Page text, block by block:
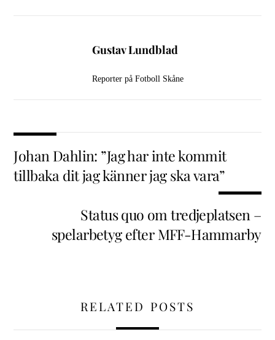
Gustav Lundblad
Reporter på Fotboll Skåne
Johan Dahlin: ”Jag har inte kommit
tillbaka dit jag känner jag ska vara”
Status quo om tredjeplatsen –
spelarbetyg efter MFF-Hammarby
RELATED POSTS